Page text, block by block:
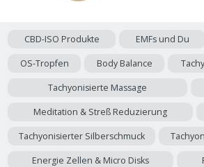
CBD-ISO Produkte EMFs und Du
OS-Tropfen Body Balance
Tachyonisierte Massage
Meditation & Streß Reduzierung
Tachyonisierter Silberschmuck
Energie Zellen & Micro Disks